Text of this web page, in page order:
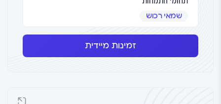
שמאי רכוש
זמינות מיידית